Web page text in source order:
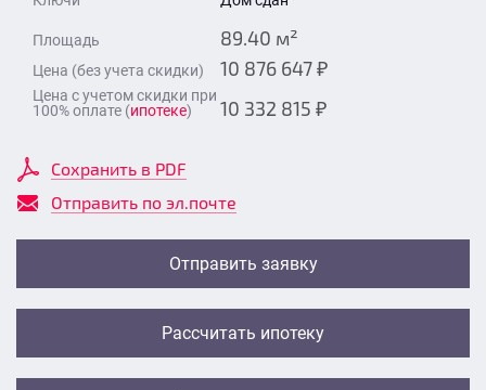
Площадь 89.40 м²
Цена (без учета скидки) 10 876 647 ₽
Цена с учетом скидки при
100% оплате (ипотеке) 10 332 815 ₽
Сохранить в PDF
Отправить по эл.почте
Отправить заявку
Рассчитать ипотеку